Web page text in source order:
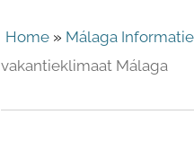
Home » Málaga
vakantieklimaat Málaga